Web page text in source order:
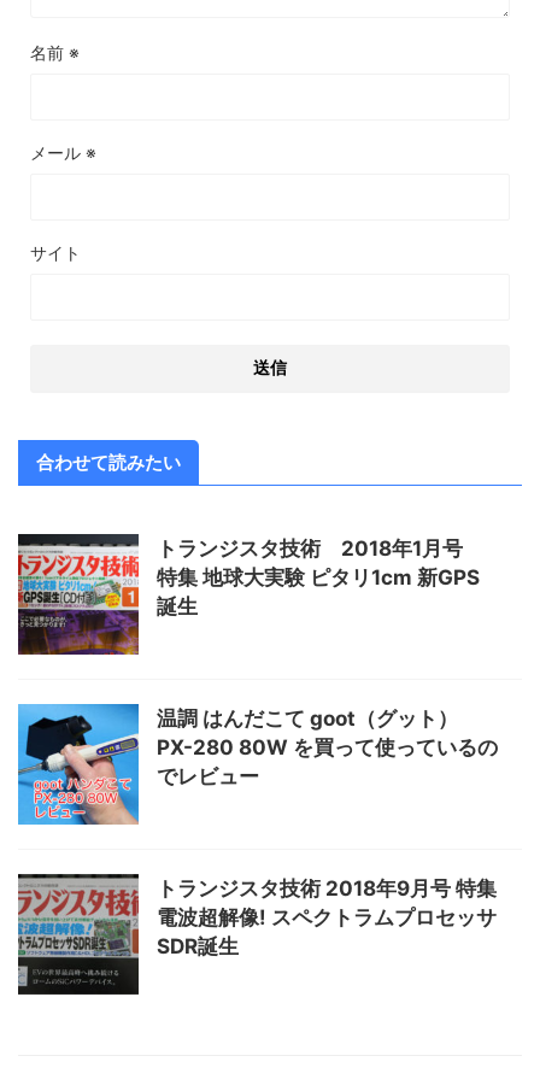
名前 ※
メール ※
サイト
合わせて読みたい
トランジスタ技術 2018年1月号
特集 地球大実験 ピタリ1cm 新GPS
誕生
温調 はんだこて goot（グット）
PX-280 80W を買って使っているの
でレビュー
トランジスタ技術 2018年9月号 特集
電波超解像! スペクトラムプロセッサ
SDR誕生